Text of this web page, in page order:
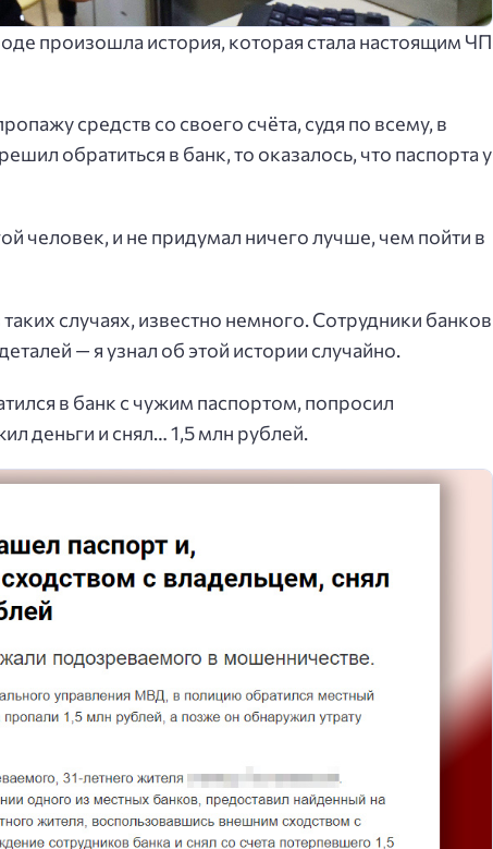
произошла история, которая стала настоящим ЧП
средств со своего счёта, судя по всему, в
обратиться в банк, то оказалось, что паспорта у
человек, и не придумал ничего лучше, чем пойти в
случаях, известно немного. Сотрудники банков
— я узнал об этой истории случайно.
в банк с чужим паспортом, попросил
деньги и снял… 1,5 млн рублей.